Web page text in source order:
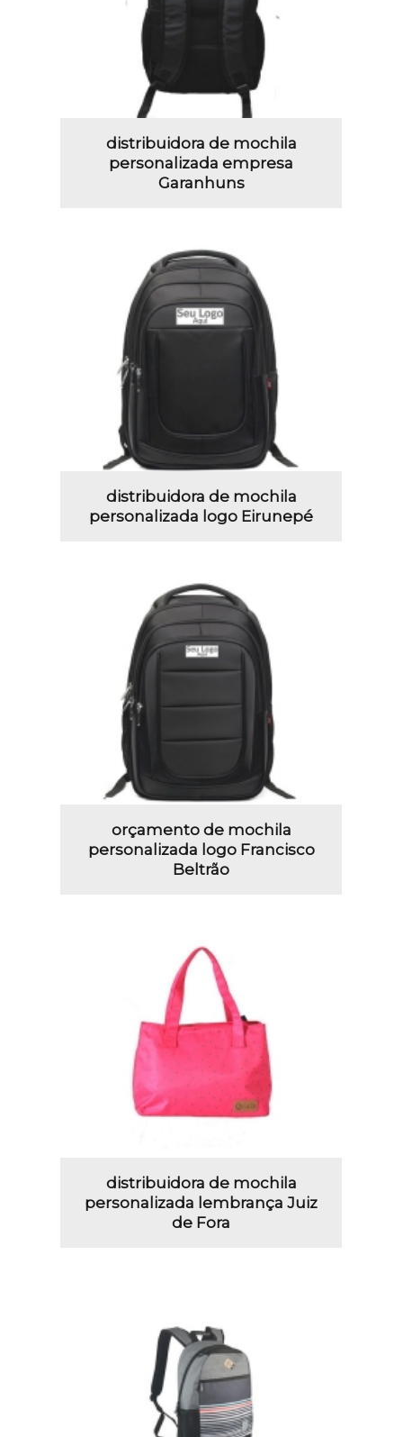
distribuidora de mochila
personalizada empresa
Garanhuns
distribuidora de mochila
personalizada logo Eirunepé
orçamento de mochila
personalizada logo Francisco
Beltrão
distribuidora de mochila
personalizada lembrança Juiz
de Fora